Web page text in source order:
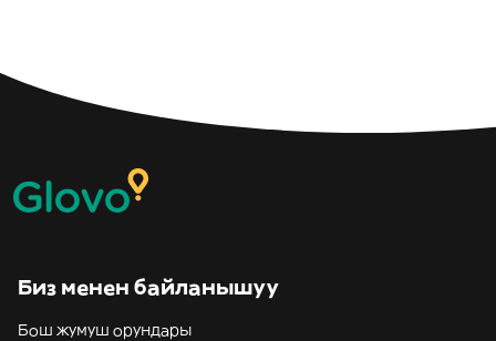
Биз менен байланышуу
Бош жумуш орундары